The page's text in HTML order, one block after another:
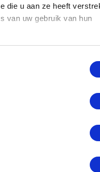
die u aan ze heeft
van uw gebruik van hun